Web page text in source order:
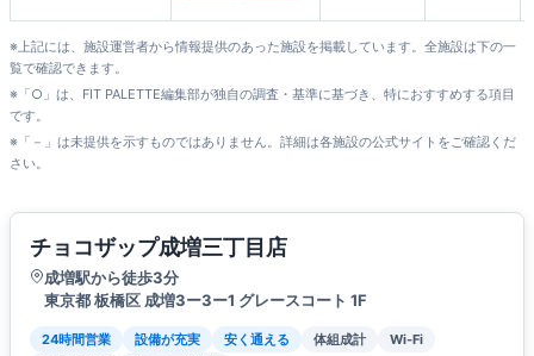
※上記には、施設運営者から情報提供のあった施設を掲載しています。全施設は下の一
覧で確認できます。
※「○」は、FIT PALETTE編集部が独自の調査・基準に基づき、特におすすめする項目
です。
※「－」は未提供を示すものではありません。詳細は各施設の公式サイトをご確認くだ
さい。
チョコザップ成増三丁目店
成増駅から徒歩3分
東京都 板橋区 成増3ー3ー1 グレースコート 1F
24時間営業 設備が充実 安く通える 体組成計
Wi-Fi